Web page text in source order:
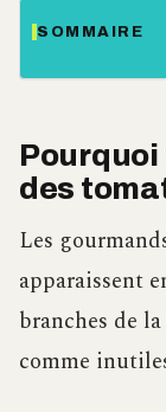
SOMMAIRE
des
Les
apparaissent
branches de
comme